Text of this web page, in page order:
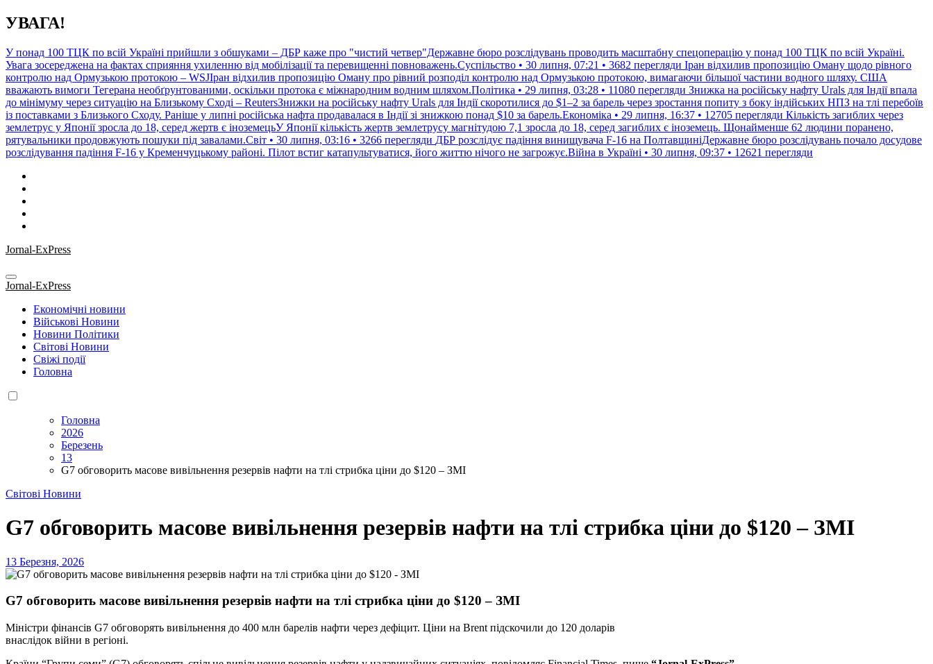
Перейти
до
УВАГА!
У понад 100 ТЦК по всій Україні прийшли з обшуками – ДБР каже про "чистий четвер"Державне бюро розслідувань проводить масштабну спецоперацію у понад 100 ТЦК по всій Україні.
Увага зосереджена на фактах сприяння ухиленню від мобілізації та перевищенні повноважень.Суспільство • 30 липня, 07:21 • 3682 перегляди Іран відхилив пропозицію Оману щодо рівного
контролю над Ормузькою протокою – WSJІран відхилив пропозицію Оману про рівний розподіл контролю над Ормузькою протокою, вимагаючи більшої частини водного шляху. США
вважають вимоги Тегерана необґрунтованими, оскільки протока є міжнародним водним шляхом.Політика • 29 липня, 03:28 • 11080 перегляди Знижка на російську нафту Urals для Індії впала
до мінімуму через ситуацію на Близькому Сході – ReutersЗнижки на російську нафту Urals для Індії скоротилися до $1–2 за барель через зростання попиту з боку індійських НПЗ на тлі перебоїв
із поставками з Близького Сходу. Раніше у липні російська нафта продавалася в Індії зі знижкою понад $10 за барель.Економіка • 29 липня, 16:37 • 12705 перегляди Кількість загиблих через
землетрус у Японії зросла до 18, серед жертв є іноземецьУ Японії кількість жертв землетрусу магнітудою 7,1 зросла до 18, серед загиблих є іноземець. Щонайменше 62 людини поранено,
рятувальники продовжують пошуки під завалами.Світ • 30 липня, 03:16 • 3266 перегляди ДБР розслідує падіння винищувача F-16 на ПолтавщиніДержавне бюро розслідувань почало досудове
розслідування падіння F-16 у Кременчуцькому районі. Пілот встиг катапультуватися, його життю нічого не загрожує.Війна в Україні • 30 липня, 09:37 • 12621 перегляди
Jornal-ExPress
Jornal-ExPress
Економічні новини
Військові Новини
Новини Політики
Світові Новини
Свіжі події
Головна
Головна
2026
Березень
13
G7 обговорить масове вивільнення резервів нафти на тлі стрибка ціни до $120 – ЗМІ
Світові Новини
G7 обговорить масове вивільнення резервів нафти на тлі стрибка ціни до $120 – ЗМІ
13 Березня, 2026
G7 обговорить масове вивільнення резервів нафти на тлі стрибка ціни до $120 – ЗМІ
Міністри фінансів G7 обговорять вивільнення до 400 млн барелів нафти через дефіцит. Ціни на Brent підскочили до 120 доларів
внаслідок війни в регіоні.